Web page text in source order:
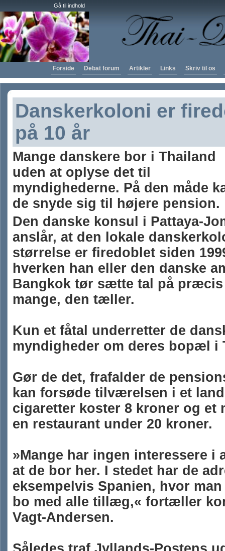
Gå til indhold
Forside Debat forum Artikler Links Skriv til os
Danskerkoloni er
på 10 år
Mange danskere bor i Thailand
uden at oplyse det til
myndighederne. På den måde
de snyde sig til højere pension.
Den danske konsul i Pattaya-
anslår, at den lokale
størrelse er firedoblet siden
hverken han eller den danske
Bangkok tør sætte tal på
mange, den tæller.
Kun et fåtal underretter de
myndigheder om deres bopæl i
Gør de det, frafalder de
kan forsøde tilværelsen i et
cigaretter koster 8 kroner og et
en restaurant under 20 kroner.
»Mange har ingen interessere i
at de bor her. I stedet har de
eksempelvis Spanien, hvor
bo med alle tillæg,« fortæller
Vagt-Andersen.